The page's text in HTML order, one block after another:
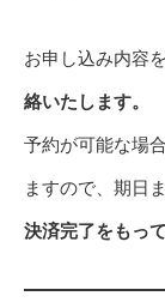
お申し込み内容
絡いたします。
予約が可能な場合
ますので、期日
決済完了をもっ